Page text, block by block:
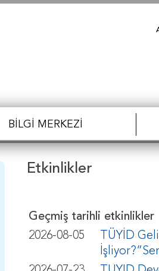
BILGI MERKEZI
Etkinlikler
Geçmiş tarihli etkinlikler
2026-08-05
TÜYİD